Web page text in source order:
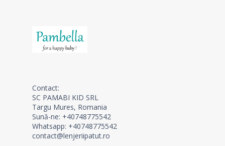
Contact:
SC PAMABI KID SRL
Targu Mures, Romania
Sună-ne: +40748775542
Whatsapp: +40748775542
contact@lenjeriipatut.ro